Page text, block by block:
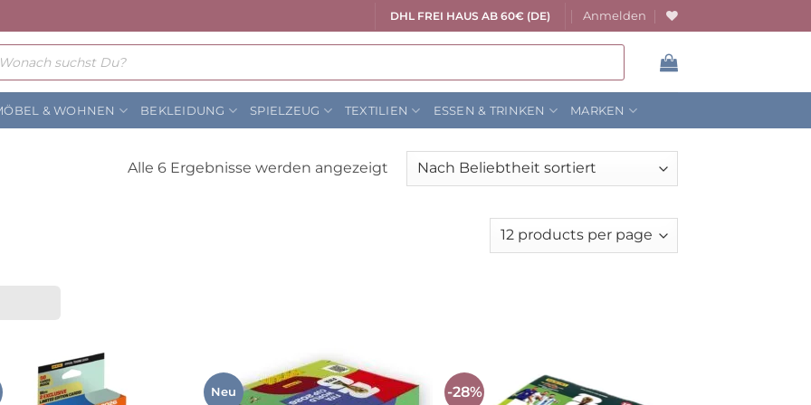
DHL FREI HAUS AB 60€ (DE) Anmelden
& WOHNEN BEKLEIDUNG SPIELZEUG TEXTILIEN ESSEN & TRINKEN MARKEN
Alle 6 Ergebnisse werden angezeigtNach
Beliebtheit
Auf die
Neu
Auf die
-28%
Auf die